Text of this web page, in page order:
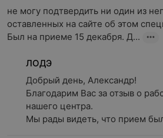
не могу подтвердить ни один из
оставленных на сайте об этом
Был на приеме 15 декабря. Д...
ЛОДЭ
Добрый день, Александр!
Благодарим Вас за отзыв о
нашего центра.
Мы рады видеть, что прием